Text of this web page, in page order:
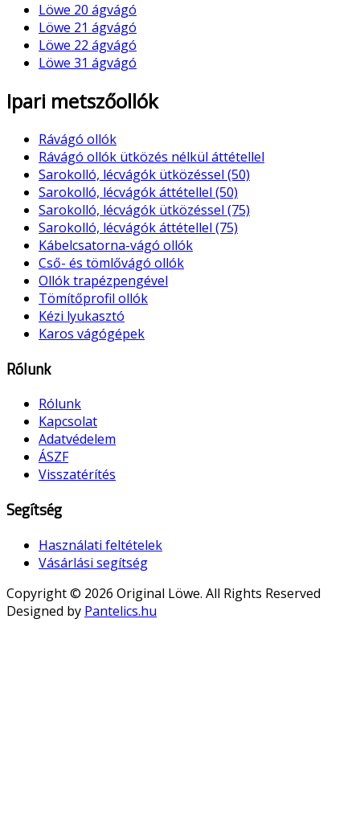
Löwe 20 ágvágó
Löwe 21 ágvágó
Löwe 22 ágvágó
Löwe 31 ágvágó
Ipari metszőollók
Rávágó ollók
Rávágó ollók ütközés nélkül áttétellel
Sarokolló, lécvágók ütközéssel (50)
Sarokolló, lécvágók áttétellel (50)
Sarokolló, lécvágók ütközéssel (75)
Sarokolló, lécvágók áttétellel (75)
Kábelcsatorna-vágó ollók
Cső- és tömlővágó ollók
Ollók trapézpengével
Tömítőprofil ollók
Kézi lyukasztó
Karos vágógépek
Rólunk
Rólunk
Kapcsolat
Adatvédelem
ÁSZF
Visszatérítés
Segítség
Használati feltételek
Vásárlási segítség
Copyright © 2026 Original Löwe. All Rights Reserved
Designed by Pantelics.hu